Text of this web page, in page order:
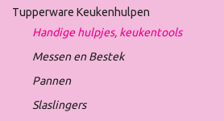
Tupperware Keukenhulpen
Handige hulpjes, keukentools
Messen en Bestek
Pannen
Slaslingers